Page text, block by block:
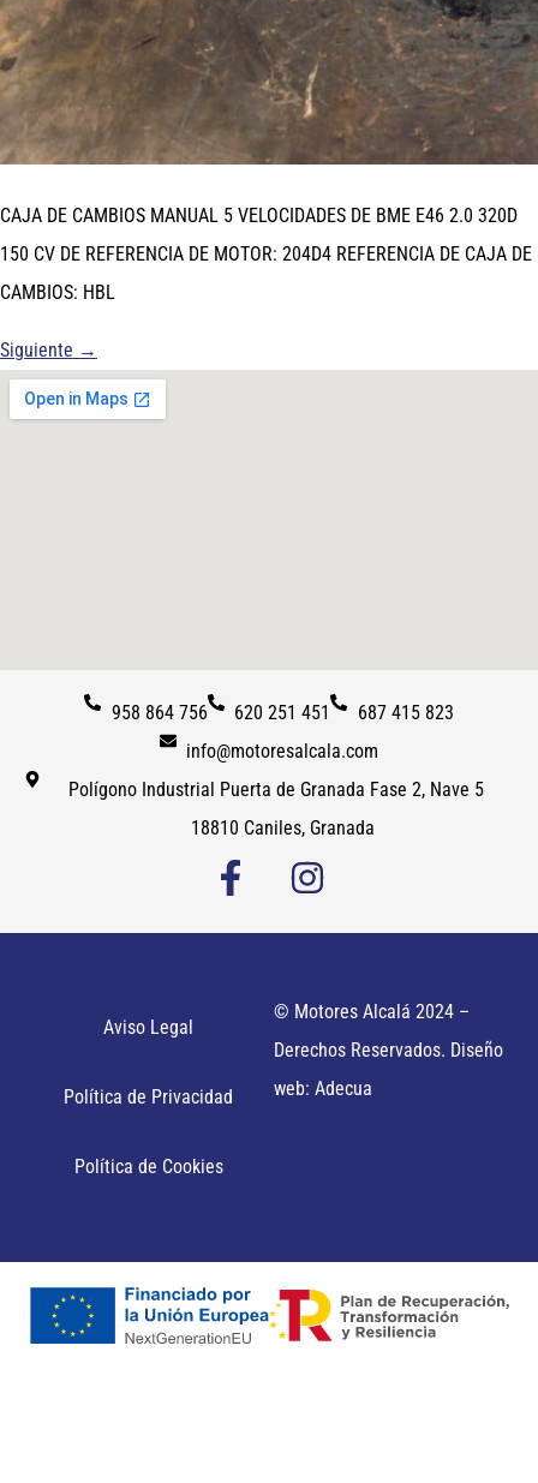
CAJA DE CAMBIOS MANUAL 5 VELOCIDADES DE BME E46 2.0 320D
150 CV DE REFERENCIA DE MOTOR: 204D4 REFERENCIA DE CAJA DE
CAMBIOS: HBL
Siguiente →
958 864 756 620 251 451
687 415 823
info@motoresalcala.com
Polígono Industrial Puerta de Granada Fase 2, Nave 5
18810 Caniles, Granada
Aviso Legal
Política de Privacidad
Política de Cookies
© Motores Alcalá 2024 –
Derechos Reservados. Diseño
web: Adecua